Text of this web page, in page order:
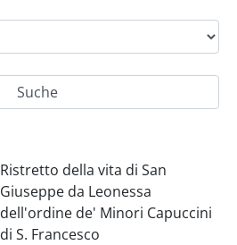
Ristretto della vita di San
Giuseppe da Leonessa
dell'ordine de' Minori Capuccini
di S. Francesco